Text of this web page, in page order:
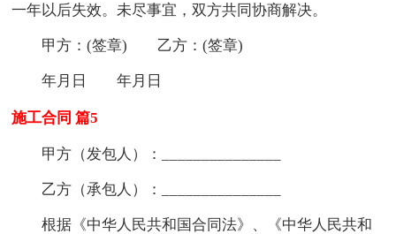
一年以后失效。未尽事宜，双方共同协商解决。
甲方：(签章) 乙方：(签章)
年月日 年月日
施工合同 篇5
甲方（发包人）：_______________
乙方（承包人）：_______________
根据《中华人民共和国合同法》、《中华人民共和